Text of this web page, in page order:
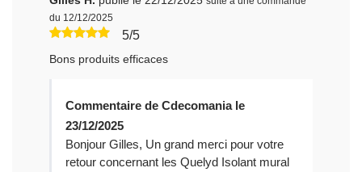
du 12/12/2025
5/5
Bons produits efficaces
Commentaire de Cdecomania le
23/12/2025
Bonjour Gilles, Un grand merci pour votre
retour concernant les Quelyd Isolant mural